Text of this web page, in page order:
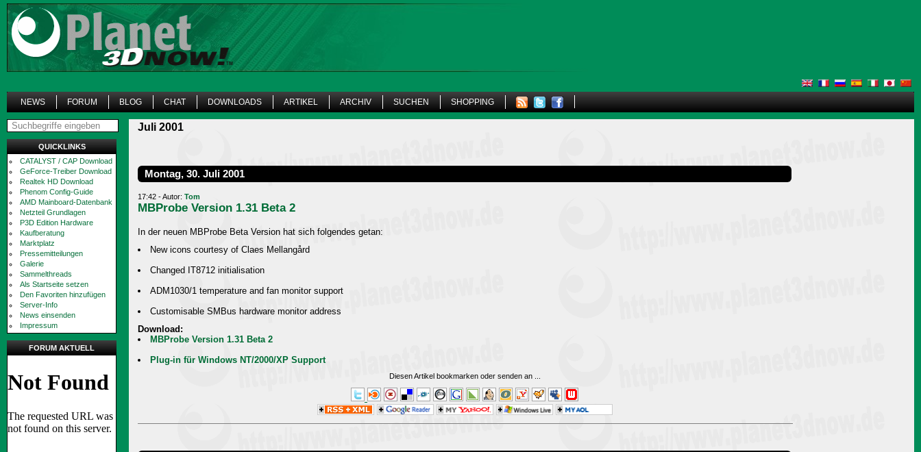
NEWS FORUM BLOG CHAT DOWNLOADS ARTIKEL ARCHIV SUCHEN SHOPPING
QUICKLINKS
CATALYST / CAP Download
GeForce-Treiber Download
Realtek HD Download
Phenom Config-Guide
AMD Mainboard-Datenbank
Netzteil Grundlagen
P3D Edition Hardware
Kaufberatung
Marktplatz
Pressemitteilungen
Galerie
Sammelthreads
Als Startseite setzen
Den Favoriten hinzufügen
Server-Info
News einsenden
Impressum
FORUM AKTUELL
Juli 2001
Montag, 30. Juli 2001
17:42 - Autor: Tom
MBProbe Version 1.31 Beta 2
In der neuen MBProbe Beta Version hat sich folgendes getan:
New icons courtesy of Claes Mellangård
Changed IT8712 initialisation
ADM1030/1 temperature and fan monitor support
Customisable SMBus hardware monitor address
Download:
MBProbe Version 1.31 Beta 2
Plug-in für Windows NT/2000/XP Support
Diesen Artikel bookmarken oder senden an